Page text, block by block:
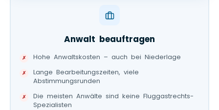
Anwalt beauftragen
Hohe Anwaltskosten – auch bei Niederlage
Lange Bearbeitungszeiten, viele
Abstimmungsrunden
Die meisten Anwälte sind keine Fluggastrechts-
Spezialisten